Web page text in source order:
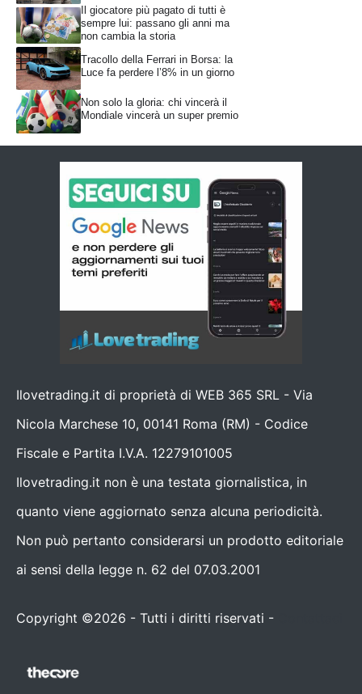
Il giocatore più pagato di tutti è
sempre lui: passano gli anni ma
non cambia la storia
Tracollo della Ferrari in Borsa: la
Luce fa perdere l’8% in un giorno
Non solo la gloria: chi vincerà il
Mondiale vincerà un super premio
Ilovetrading.it di proprietà di WEB 365 SRL - Via
Nicola Marchese 10, 00141 Roma (RM) - Codice
Fiscale e Partita I.V.A. 12279101005
Ilovetrading.it non è una testata giornalistica, in
quanto viene aggiornato senza alcuna periodicità.
Non può pertanto considerarsi un prodotto editoriale
ai sensi della legge n. 62 del 07.03.2001
Copyright ©2026 - Tutti i diritti riservati -